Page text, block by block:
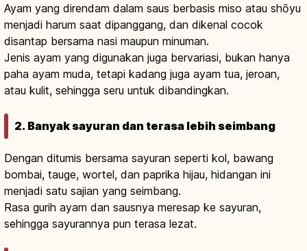
Ayam yang direndam dalam saus berbasis miso atau shōyu
menjadi harum saat dipanggang, dan dikenal cocok
disantap bersama nasi maupun minuman.
Jenis ayam yang digunakan juga bervariasi, bukan hanya
paha ayam muda, tetapi kadang juga ayam tua, jeroan,
atau kulit, sehingga seru untuk dibandingkan.
2. Banyak sayuran dan terasa lebih seimbang
Dengan ditumis bersama sayuran seperti kol, bawang
bombai, tauge, wortel, dan paprika hijau, hidangan ini
menjadi satu sajian yang seimbang.
Rasa gurih ayam dan sausnya meresap ke sayuran,
sehingga sayurannya pun terasa lezat.